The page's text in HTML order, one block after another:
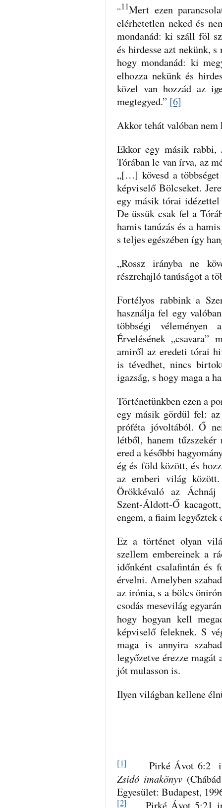
„11Mert ezen
elérhetetlen neked és
mondanád: ki száll föl
és hirdesse azt nekünk,
hogy mondanád: ki
elhozza nekünk és
közel van hozzád az
megtegyed.” [6]
Akkor tehát valóban
Ekkor egy másik rabbi,
Tórában le van írva, az
„[…] kövesd a
képviselő Bölcseket.
egy másik tórai
De üssük csak fel a
hamis tanúzás és a
s teljes egészében így
„Rossz irányba ne
részrehajló tanúságot a
Fortélyos rabbink a
használja fel egy
többségi véleményen
Érvelésének „csavara”
amiről az eredeti tórai
is tévedhet, nincs
igazság, s hogy maga a
Történetünkben ezen a
egy másik gördül fel:
próféta jóvoltából. Ő
létből, hanem
ered a későbbi
ég és föld között, és
az emberi világ
Örökkévaló az Áchnáj
Szent-Áldott-Ő
engem, a fiaim legyőztek
Ez a történet olyan
szellem embereinek a
időnként csalafintán és
érvelni. Amelyben
az irónia, s a bölcs
csodás mesevilág
hogy hogyan kell
képviselő feleknek. S
maga is annyira
legyőzetve érezze
jót mulasson is.
Ilyen világban kellene
[1]
Pirké Ávot 6:2 in
Zsidó imakönyv
Egyesület: Budapest,
[2]